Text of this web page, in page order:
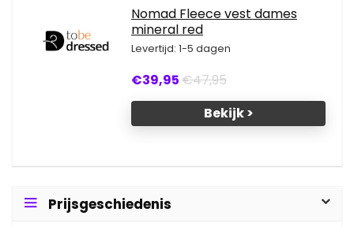
Nomad Fleece vest dames
mineral red
Levertijd: 1-5 dagen
€39,95€47,95
Bekijk >
Prijsgeschiedenis